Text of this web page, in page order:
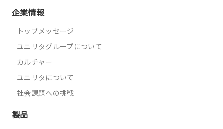
企業情報
トップメッセージ
ユニリタグループについて
カルチャー
ユニリタについて
社会課題への挑戦
製品